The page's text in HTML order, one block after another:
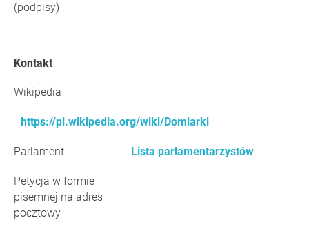
(podpisy)
Kontakt
Wikipedia
https://pl.wikipedia.org/wiki/Domiarki
Parlament Lista parlamentarzystów
Petycja w formie
pisemnej na adres
pocztowy